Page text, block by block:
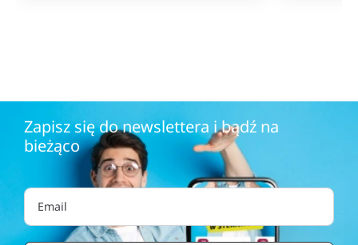
Zapisz się do newslettera i bądź na
bieżąco